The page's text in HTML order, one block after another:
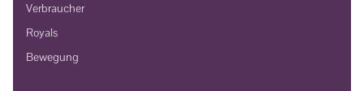
Verbraucher
Royals
Bewegung